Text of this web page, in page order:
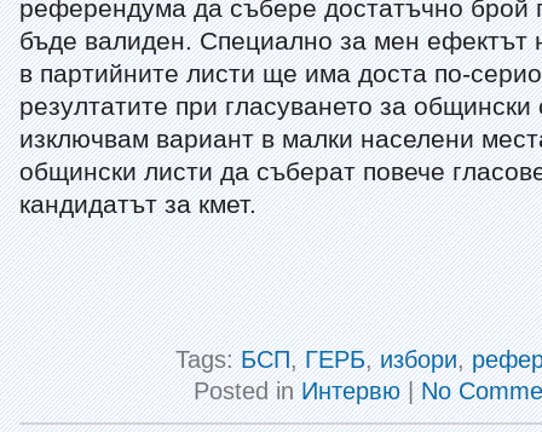
референдума да събере достатъчно брой
бъде валиден. Специално за мен ефектът
в партийните листи ще има доста по-
резултатите при гласуването за
изключвам вариант в малки населени
общински листи да съберат повече
кандидатът за кмет.
Tags:БСП,ГЕРБ,избори,
Posted inИнтервю|No